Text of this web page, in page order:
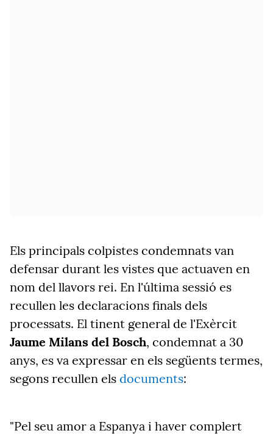
Els principals colpistes condemnats van
defensar durant les vistes que actuaven en
nom del llavors rei. En l'última sessió es
recullen les declaracions finals dels
processats. El tinent general de l'Exèrcit
Jaume Milans del Bosch, condemnat a 30
anys, es va expressar en els següents termes,
segons recullen els documents:
"Pel seu amor a Espanya i haver complert